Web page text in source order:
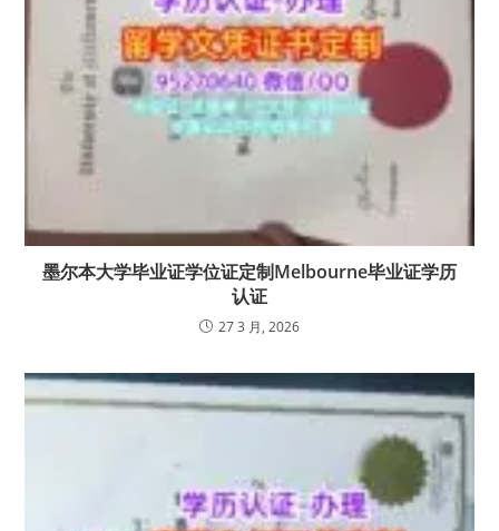
墨尔本大学毕业证学位证定制Melbourne毕业证学历
认证
27 3 月, 2026